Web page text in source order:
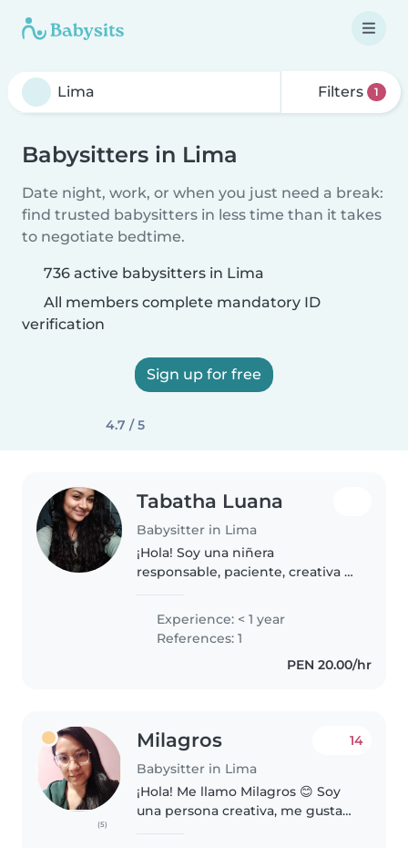
Filters 1
Babysitters in Lima
Date night, work, or when you just need a break:
find trusted babysitters in less time than it takes
to negotiate bedtime.
736 active babysitters in Lima
All members complete mandatory ID
verification
Sign up for free
4.7 / 5
Tabatha Luana
Babysitter in Lima
¡Hola! Soy una niñera
responsable, paciente, creativa y
muchísimo compartir tiempo
con los niños, acompañarlos en
su crecimiento y hacer que cada
Experience: < 1 year
References: 1
PEN 20.00/hr
(5)
Milagros
Babysitter in Lima
14
¡Hola! Me llamo Milagros 😊 Soy
una persona creativa, me gusta